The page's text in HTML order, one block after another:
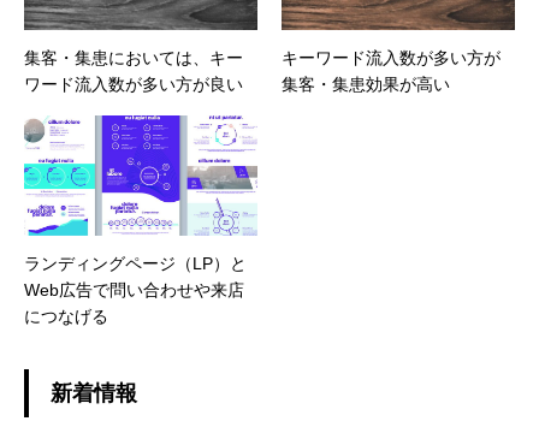
集客・集患においては、キー
ワード流入数が多い方が良い
キーワード流入数が多い方が
集客・集患効果が高い
ランディングページ（LP）と
Web広告で問い合わせや来店
につなげる
新着情報